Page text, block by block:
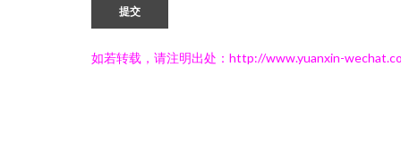
提交
如若转载，请注明出处：http://www.yuanxin-